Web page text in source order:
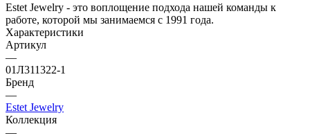
Estet Jewelry - это воплощение подхода нашей команды к
работе, которой мы занимаемся с 1991 года.
Характеристики
Артикул
—
01Л311322-1
Бренд
—
Estet Jewelry
Коллекция
—